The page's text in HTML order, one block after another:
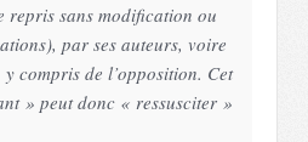
repris sans modification ou
par ses auteurs, voire
compris de l’opposition. Cet
» peut donc « ressusciter »